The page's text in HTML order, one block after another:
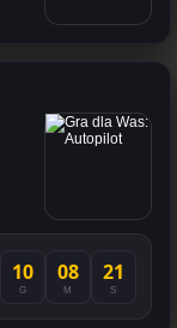
10
G
08
M
21
S